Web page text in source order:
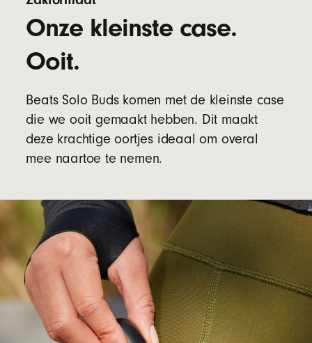
Onze kleinste case.
Ooit.
Beats Solo Buds komen met de kleinste case
die we ooit gemaakt hebben. Dit maakt
deze krachtige oortjes ideaal om overal
mee naartoe te nemen.